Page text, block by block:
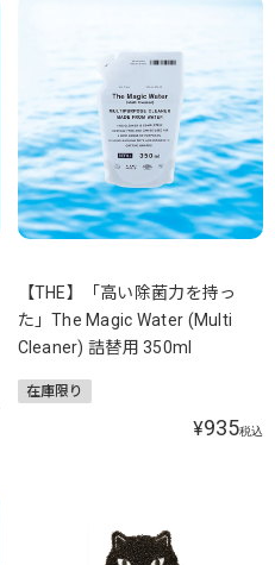
【THE】「高い除菌力を持っ
た」The Magic Water (Multi
Cleaner) 詰替用 350ml
在庫限り
¥935税込